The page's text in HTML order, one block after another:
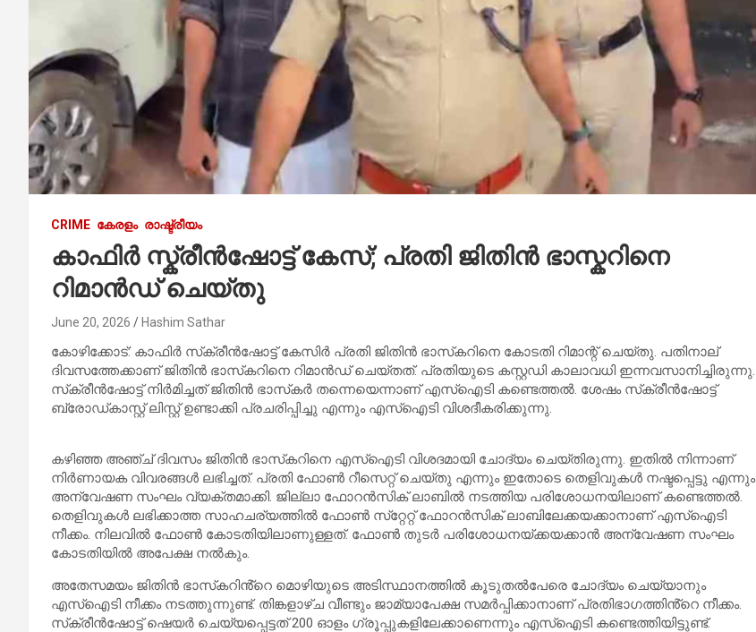
CRIME കേരളം രാഷ്ട്രീയം
കാഫിർ സ്ക്രീൻഷോട്ട് കേസ്; പ്രതി ജിതിൻ ഭാസ്കറിനെ
റിമാൻഡ് ചെയ്തു
June 20, 2026 Hashim Sathar
കോഴിക്കോട്: കാഫിര്‍ സ്‌ക്രീന്‍ഷോട്ട് കേസിര്‍ പ്രതി ജിതിന്‍ ഭാസ്‌കറിനെ കോടതി റിമാന്റ് ചെയ്തു. പതിനാല്
ദിവസത്തേക്കാണ് ജിതിന്‍ ഭാസ്‌കറിനെ റിമാൻഡ് ചെയ്തത്. പ്രതിയുടെ കസ്റ്റഡി കാലാവധി ഇന്നവസാനിച്ചിരുന്നു.
സ്‌ക്രീന്‍ഷോട്ട് നിര്‍മിച്ചത് ജിതിന്‍ ഭാസ്‌കര്‍ തന്നെയെന്നാണ് എസ്‌ഐടി കണ്ടെത്തല്‍. ശേഷം സ്‌ക്രീന്‍ഷോട്ട്
ബ്രോഡ്കാസ്റ്റ് ലിസ്റ്റ് ഉണ്ടാക്കി പ്രചരിപ്പിച്ചു എന്നും എസ്‌ഐടി വിശദീകരിക്കുന്നു.
കഴിഞ്ഞ അഞ്ച് ദിവസം ജിതിന്‍ ഭാസ്‌കറിനെ എസ്‌ഐടി വിശദമായി ചോദ്യം ചെയ്തിരുന്നു. ഇതില്‍ നിന്നാണ്
നിര്‍ണായക വിവരങ്ങള്‍ ലഭിച്ചത്. പ്രതി ഫോണ്‍ റീസെറ്റ് ചെയ്തു എന്നും ഇതോടെ തെളിവുകള്‍ നഷ്ടപ്പെട്ടു എന്നും
അന്വേഷണ സംഘം വ്യക്തമാക്കി. ജില്ലാ ഫോറന്‍സിക് ലാബില്‍ നടത്തിയ പരിശോധനയിലാണ് കണ്ടെത്തല്‍.
തെളിവുകള്‍ ലഭിക്കാത്ത സാഹചര്യത്തില്‍ ഫോണ്‍ സ്‌റ്റേറ്റ് ഫോറന്‍സിക് ലാബിലേക്കയക്കാനാണ് എസ്‌ഐടി
നീക്കം. നിലവില്‍ ഫോണ്‍ കോടതിയിലാണുള്ളത്. ഫോണ്‍ തുടര്‍ പരിശോധനയ്ക്കയക്കാന്‍ അന്വേഷണ സംഘം
കോടതിയില്‍ അപേക്ഷ നല്‍കും.
അതേസമയം ജിതിന്‍ ഭാസ്‌കറിൻ്റെ മൊഴിയുടെ അടിസ്ഥാനത്തില്‍ കൂടുതല്‍പേരെ ചോദ്യം ചെയ്യാനും
എസ്‌ഐടി നീക്കം നടത്തുന്നുണ്ട്. തിങ്കളാഴ്ച വീണ്ടും ജാമ്യാപേക്ഷ സമര്‍പ്പിക്കാനാണ് പ്രതിഭാഗത്തിൻ്റെ നീക്കം.
സ്‌ക്രീന്‍ഷോട്ട് ഷെയര്‍ ചെയ്യപ്പെട്ടത് 200 ഓളം ഗ്രൂപ്പുകളിലേക്കാണെന്നും എസ്‌ഐടി കണ്ടെത്തിയിട്ടുണ്ട്.